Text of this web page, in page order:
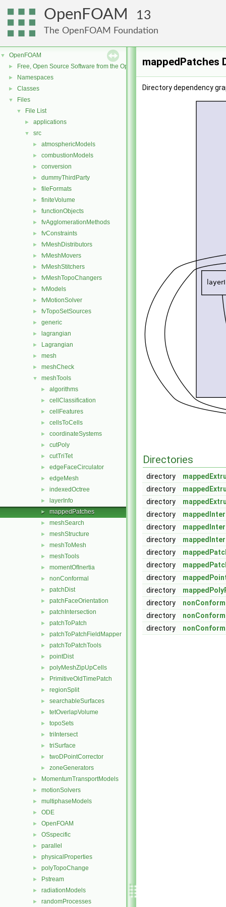
OpenFOAM 13
The OpenFOAM Foundation
▼ OpenFOAM
► Free, Open Source Software from the OpenFOAM Foundation
► Namespaces
► Classes
▼ Files
▼ File List
► applications
▼ src
► atmosphericModels
► combustionModels
► conversion
► dummyThirdParty
► fileFormats
► finiteVolume
► functionObjects
► fvAgglomerationMethods
► fvConstraints
► fvMeshDistributors
► fvMeshMovers
► fvMeshStitchers
► fvMeshTopoChangers
► fvModels
► fvMotionSolver
► fvTopoSetSources
► generic
► lagrangian
► Lagrangian
► mesh
► meshCheck
▼ meshTools
► algorithms
► cellClassification
► cellFeatures
► cellsToCells
► coordinateSystems
► cutPoly
► cutTriTet
► edgeFaceCirculator
► edgeMesh
► indexedOctree
► layerInfo
► mappedPatches
► meshSearch
► meshStructure
► meshToMesh
► meshTools
► momentOfInertia
► nonConformal
► patchDist
► patchFaceOrientation
► patchIntersection
► patchToPatch
► patchToPatchFieldMapper
► patchToPatchTools
► pointDist
► polyMeshZipUpCells
► PrimitiveOldTimePatch
► regionSplit
► searchableSurfaces
► tetOverlapVolume
► topoSets
► triIntersect
► triSurface
► twoDPointCorrector
► zoneGenerators
► MomentumTransportModels
► motionSolvers
► multiphaseModels
► ODE
► OpenFOAM
► OSspecific
► parallel
► physicalProperties
► polyTopoChange
► Pstream
► radiationModels
► randomProcesses
mappedPatches
Directory dependency
Directories
directory
directory
directory
directory
directory
directory
directory
directory
directory
directory
directory
directory
directory